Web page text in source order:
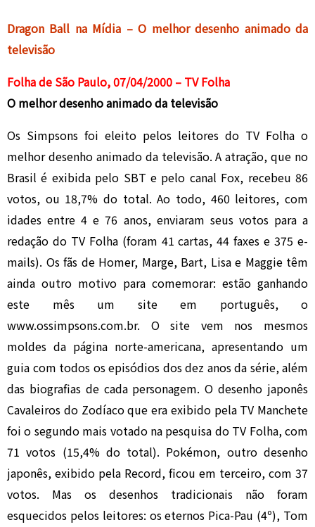
Dragon Ball na Mídia – O melhor desenho animado da
televisão
Folha de São Paulo, 07/04/2000 – TV Folha
O melhor desenho animado da televisão
Os Simpsons foi eleito pelos leitores do TV Folha o
melhor desenho animado da televisão. A atração, que no
Brasil é exibida pelo SBT e pelo canal Fox, recebeu 86
votos, ou 18,7% do total. Ao todo, 460 leitores, com
idades entre 4 e 76 anos, enviaram seus votos para a
redação do TV Folha (foram 41 cartas, 44 faxes e 375 e-
mails). Os fãs de Homer, Marge, Bart, Lisa e Maggie têm
ainda outro motivo para comemorar: estão ganhando
este mês um site em português, o
www.ossimpsons.com.br. O site vem nos mesmos
moldes da página norte-americana, apresentando um
guia com todos os episódios dos dez anos da série, além
das biografias de cada personagem. O desenho japonês
Cavaleiros do Zodíaco que era exibido pela TV Manchete
foi o segundo mais votado na pesquisa do TV Folha, com
71 votos (15,4% do total). Pokémon, outro desenho
japonês, exibido pela Record, ficou em terceiro, com 37
votos. Mas os desenhos tradicionais não foram
esquecidos pelos leitores: os eternos Pica-Pau (4º), Tom